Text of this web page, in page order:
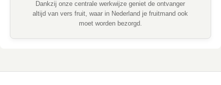
Dankzij onze centrale werkwijze geniet de ontvanger
altijd van vers fruit, waar in Nederland je fruitmand ook
moet worden bezorgd.